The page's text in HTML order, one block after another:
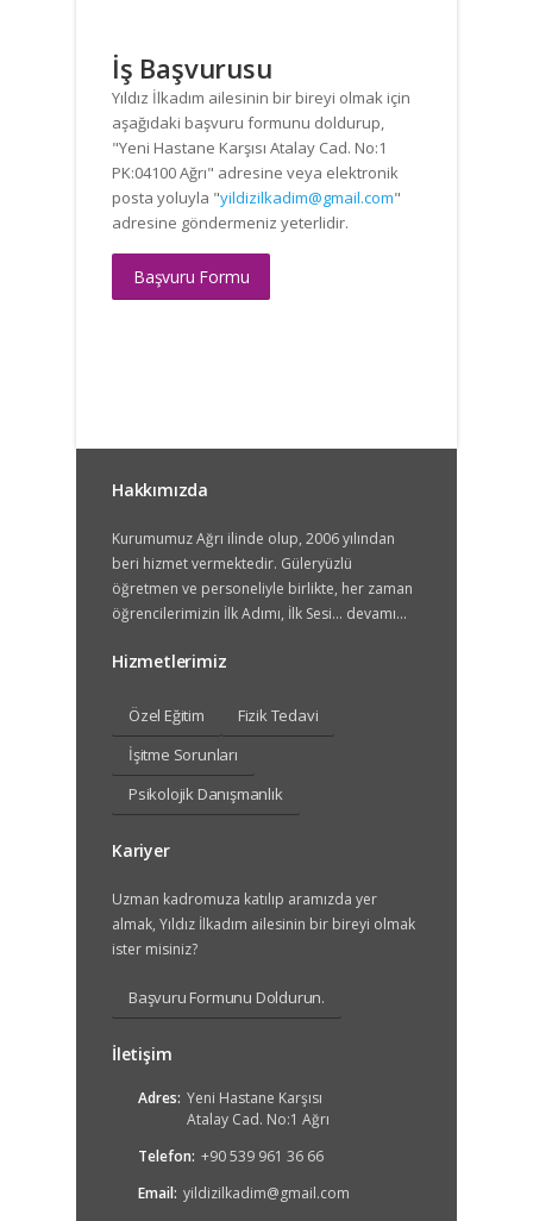
İş Başvurusu
Yıldız İlkadım ailesinin bir bireyi olmak için
aşağıdaki başvuru formunu doldurup,
"Yeni Hastane Karşısı Atalay Cad. No:1
PK:04100 Ağrı" adresine veya elektronik
posta yoluyla "yildizilkadim@gmail.com"
adresine göndermeniz yeterlidir.
Başvuru Formu
Hakkımızda
Kurumumuz Ağrı ilinde olup, 2006 yılından
beri hizmet vermektedir. Güleryüzlü
öğretmen ve personeliyle birlikte, her zaman
öğrencilerimizin İlk Adımı, İlk Sesi... devamı...
Hizmetlerimiz
Özel Eğitim
Fizik Tedavi
İşitme Sorunları
Psikolojik Danışmanlık
Kariyer
Uzman kadromuza katılıp aramızda yer
almak, Yıldız İlkadım ailesinin bir bireyi olmak
ister misiniz?
Başvuru Formunu Doldurun.
İletişim
Adres: Yeni Hastane Karşısı
Atalay Cad. No:1 Ağrı
Telefon: +90 539 961 36 66
Email: yildizilkadim@gmail.com